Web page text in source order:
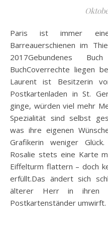
Paris ist immer eine gute Ideevon Nicolas
Barreauerschienen im
2017Gebundenes
BuchCoverrechte liegen
Laurent ist Besitzerin
Postkartenladen in St.
ginge, würden viel mehr
Spezialität sind selbst
was ihre eigenen
Grafikerin weniger
Rosalie stets eine Karte
Eiffelturm flattern – doch
erfüllt.Das ändert sich
älterer Herr in ihren
Postkartenständer